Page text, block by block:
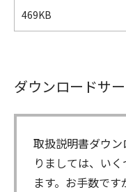
469KB
ダウンロードサ
取扱説明書ダウ
りましては、い
ます。お手数で